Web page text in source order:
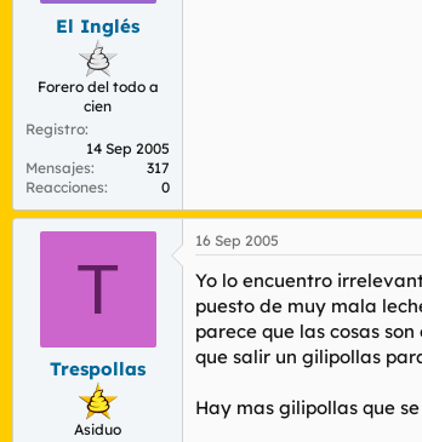
El Inglés
Forero del todo a
cien
Registro
14 Sep 2005
Mensajes
317
Reacciones
0
T
Trespollas
Asiduo
16 Sep 2005
Yo lo encuentro
puesto de muy mala
parece que las cosas
que salir un gilipollas
Hay mas gilipollas que